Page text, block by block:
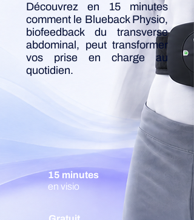
Découvrez en 15 minutes
comment le Blueback Physio,
biofeedback du transverse
abdominal, peut transformer
vos prise en charge au
quotidien.
15 minutes
en visio